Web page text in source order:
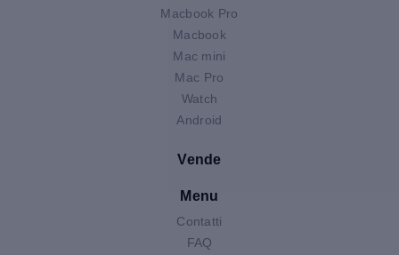
Macbook Pro
Macbook
Mac mini
Mac Pro
Watch
Android
Vende
Menu
Contatti
FAQ